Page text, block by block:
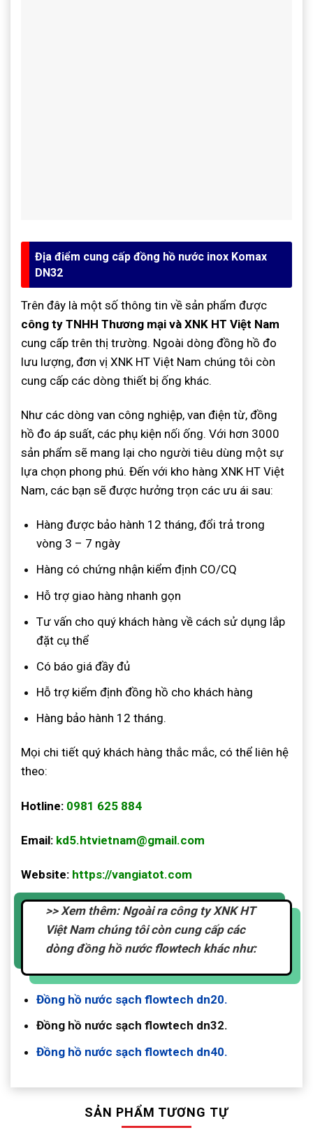
Địa điểm cung cấp đồng hồ nước inox Komax
DN32
Trên đây là một số thông tin về sản phẩm được
công ty TNHH Thương mại và XNK HT Việt Nam
cung cấp trên thị trường. Ngoài dòng đồng hồ đo
lưu lượng, đơn vị XNK HT Việt Nam chúng tôi còn
cung cấp các dòng thiết bị ống khác.
Như các dòng van công nghiệp, van điện từ, đồng
hồ đo áp suất, các phụ kiện nối ống. Với hơn 3000
sản phẩm sẽ mang lại cho người tiêu dùng một sự
lựa chọn phong phú. Đến với kho hàng XNK HT Việt
Nam, các bạn sẽ được hưởng trọn các ưu ái sau:
Hàng được bảo hành 12 tháng, đổi trả trong
vòng 3 – 7 ngày
Hàng có chứng nhận kiểm định CO/CQ
Hỗ trợ giao hàng nhanh gọn
Tư vấn cho quý khách hàng về cách sử dụng lắp
đặt cụ thể
Có báo giá đầy đủ
Hỗ trợ kiểm định đồng hồ cho khách hàng
Hàng bảo hành 12 tháng.
Mọi chi tiết quý khách hàng thắc mắc, có thể liên hệ
theo:
Hotline: 0981 625 884
Email: kd5.htvietnam@gmail.com
Website: https://vangiatot.com
>> Xem thêm: Ngoài ra công ty XNK HT
Việt Nam chúng tôi còn cung cấp các
dòng đồng hồ nước flowtech khác như:
Đồng hồ nước sạch flowtech dn20.
Đồng hồ nước sạch flowtech dn32.
Đồng hồ nước sạch flowtech dn40.
SẢN PHẨM TƯƠNG TỰ